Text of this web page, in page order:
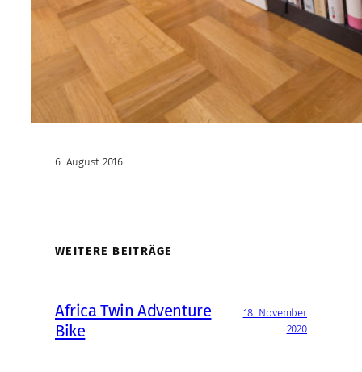
6. August 2016
WEITERE BEITRÄGE
Africa Twin Adventure
Bike
18. November
2020